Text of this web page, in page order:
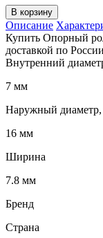
В корзину
Описание
Купить Опорный
доставкой по
Внутренний
7 мм
Наружный
16 мм
Ширина
7.8 мм
Бренд
Страна